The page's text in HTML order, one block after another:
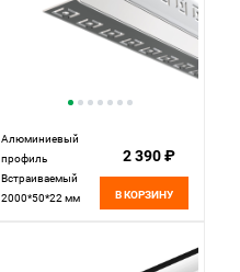
Алюминиевый
профиль
Встраиваемый
2000*50*22 мм
2 390 ₽
В КОРЗИНУ